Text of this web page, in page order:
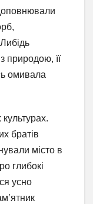
природою, її
омивала
братів
місто в
глибокі
усно